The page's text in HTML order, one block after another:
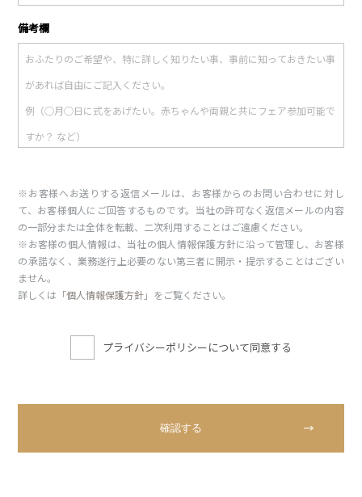
備考欄
※お客様へお送りする返信メールは、お客様からのお問い合わせに対し
て、お客様個人にご回答するものです。当社の許可なく返信メールの内容
の一部分または全体を転載、二次利用することはご遠慮ください。
※お客様の個人情報は、当社の個人情報保護方針に沿って管理し、お客様
の承諾なく、業務遂行上必要のない第三者に開示・提示することはござい
ません。
詳しくは「個人情報保護方針」をご覧ください。
プライバシーポリシーについて同意する